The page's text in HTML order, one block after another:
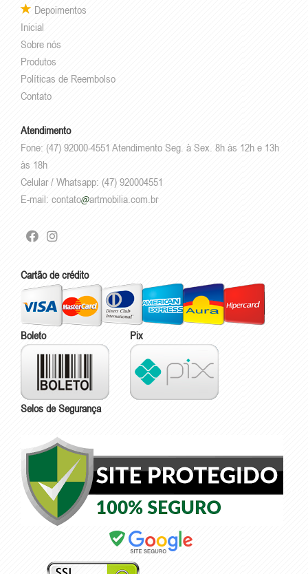
Depoimentos
Inicial
Sobre nós
Produtos
Políticas de Reembolso
Contato
Atendimento
Fone: (47) 92000-4551 Atendimento Seg. à Sex. 8h às 12h e 13h
às 18h
Celular / Whatsapp: (47) 920004551
E-mail: contato artmobilia.com.br
Cartão de crédito
Boleto Pix
Selos de Segurança